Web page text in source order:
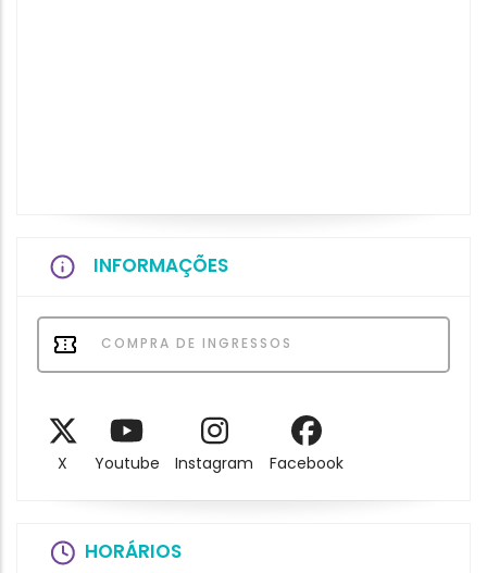
INFORMAÇÕES
COMPRA DE INGRESSOS
X Youtube Instagram Facebook
HORÁRIOS